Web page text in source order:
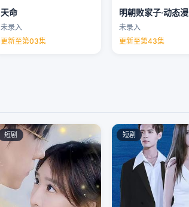
天命
未录入
更新至第03集
明朝败家子·动态漫
未录入
更新至第43集
短剧 短剧